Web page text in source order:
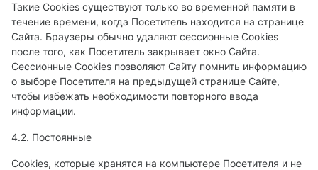
Такие Cookies существуют только во временной памяти в
течение времени, когда Посетитель находится на странице
Сайта. Браузеры обычно удаляют сессионные Cookies
после того, как Посетитель закрывает окно Сайта.
Сессионные Cookies позволяют Сайту помнить информацию
о выборе Посетителя на предыдущей странице Сайте,
чтобы избежать необходимости повторного ввода
информации.
4.2. Постоянные
Сookies, которые хранятся на компьютере Посетителя и не